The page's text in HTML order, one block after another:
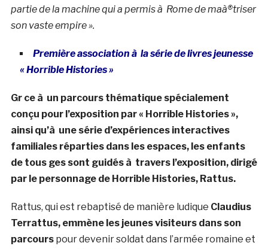
partie de la machine qui a permis à Rome de maà®triser
son vaste empire ».
Première association à la série de livres jeunesse
« Horrible Histories »
Gr ce à un parcours thématique spécialement
conçu pour l’exposition par « Horrible Histories »,
ainsi qu’à une série d’expériences interactives
familiales réparties dans les espaces, les enfants
de tous ges sont guidés à travers l’exposition, dirigé
par le personnage de Horrible Histories, Rattus.
Rattus, qui est rebaptisé de manière ludique Claudius
Terrattus, emmène les jeunes visiteurs dans son
parcourspour devenir soldat dans l’armée romaine et